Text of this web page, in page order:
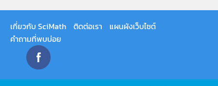
เกี่ยวกับ SciMath ติดต่อเรา
แผนผังเว็บไซต์
คำถามที่พบบ่อย